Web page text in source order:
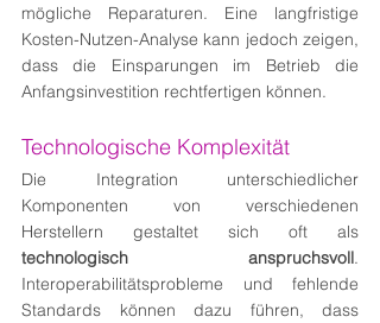
mögliche Reparaturen. Eine langfristige
Kosten-Nutzen-Analyse kann jedoch zeigen,
dass die Einsparungen im Betrieb die
Anfangsinvestition rechtfertigen können.
Technologische Komplexität
Die Integration unterschiedlicher
Komponenten von verschiedenen
technologisch anspruchsvoll.
Interoperabilitätsprobleme und fehlende
Standards können dazu führen, dass